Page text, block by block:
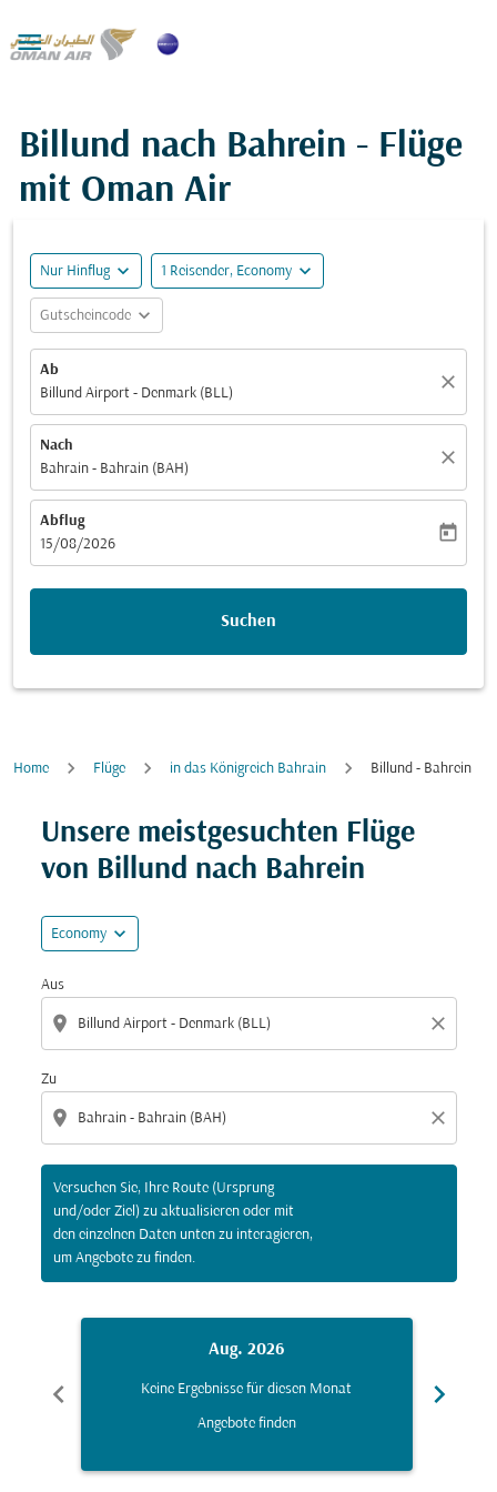

Billund nach Bahrein - Flüge
mit Oman Air
Nur Hinflug expand_more 1 Reisender, Economy expand_more
Gutscheincode expand_more
Ab
Billund Airport - Denmark (BLL)
close
Nach
Bahrain - Bahrain (BAH)
close
Abflug
fc-booking-departure-date-aria-label
15/08/2026
today
Suchen
Home Flüge in das Königreich Bahrain Billund - Bahrein
Unsere meistgesuchten Flüge
von Billund nach Bahrein
Economy expand_more
Aus
location_on close
Zu
location_on close
Versuchen Sie, Ihre Route (Ursprung
und/oder Ziel) zu aktualisieren oder mit
den einzelnen Daten unten zu interagieren,
um Angebote zu finden.
Versuchen Sie, Ihre Route (Ursprung und/oder Ziel)
chevron_left
Aug. 2026
Keine Ergebnisse für diesen Monat
Angebote finden
chevron_right